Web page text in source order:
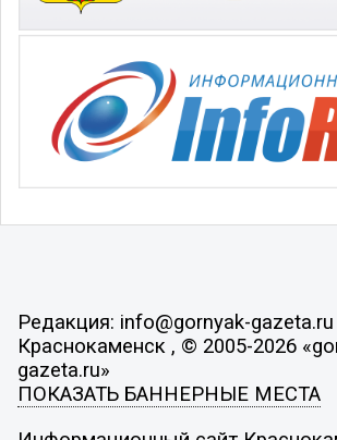
Редакция: info@gornyak-gazeta.ru
Краснокаменск , © 2005-2026
gazeta.ru»
ПОКАЗАТЬ БАННЕРНЫЕ МЕСТА